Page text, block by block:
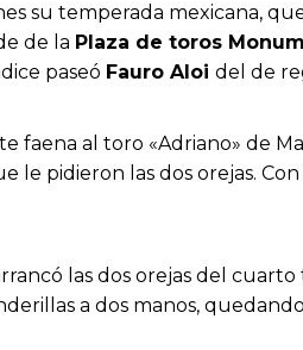
su temperada mexicana,
de la Plaza de toros
paseó Fauro Aloi del de
faena al toro «Adriano» de
le pidieron las dos orejas.
las dos orejas del
a dos manos,